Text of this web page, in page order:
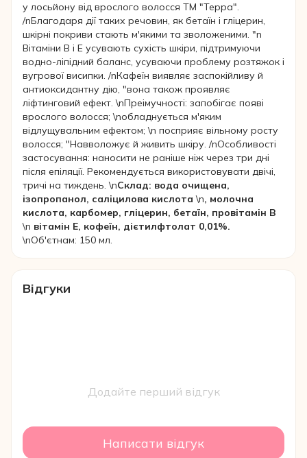
у лосьйону від врослого волосся ТМ "Терра".
/nБлагодаря дії таких речовин, як бетаїн і гліцерин,
шкірні покриви стають м'якими та зволоженими. "n
Вітаміни В і Е усувають сухість шкіри, підтримуючи
водно-ліпідний баланс, усуваючи проблему розтяжок і
вугрової висипки. /nКафеїн виявляє заспокійливу й
антиоксидантну дію, "вона також проявляє
ліфтинговий ефект. \nПреімучності: запобігає появі
врослого волосся; \nобладнується м'яким
відлущувальним ефектом; \n посприяє вільному росту
волосся; "Навволожує й живить шкіру. /nОсобливості
застосування: наносити не раніше ніж через три дні
після епіляції. Рекомендується використовувати двічі,
тричі на тиждень. \nСклад: вода очищена,
ізопропанол, саліцилова кислота \n, молочна
кислота, карбомер, гліцерин, бетаїн, провітамін В
\n вітамін Е, кофеїн, дієтилфтолат 0,01%.
\nОб'єтнам: 150 мл.
Відгуки
Додайте перший відгук
Написати відгук